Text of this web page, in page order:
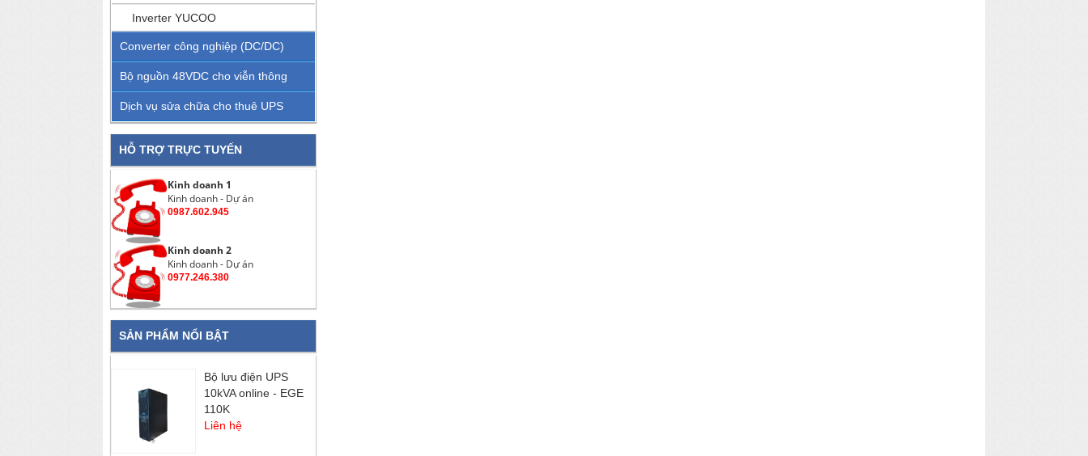
Inverter YUCOO
Converter công nghiệp (DC/DC)
Bộ nguồn 48VDC cho viễn thông
Dịch vụ sửa chữa cho thuê UPS
HỖ TRỢ TRỰC TUYẾN
Kinh doanh 1
Kinh doanh - Dự án
0987.602.945
Kinh doanh 2
Kinh doanh - Dự án
0977.246.380
SẢN PHẨM NỔI BẬT
Bộ lưu điện UPS
10kVA online - EGE
110K
Liên hệ